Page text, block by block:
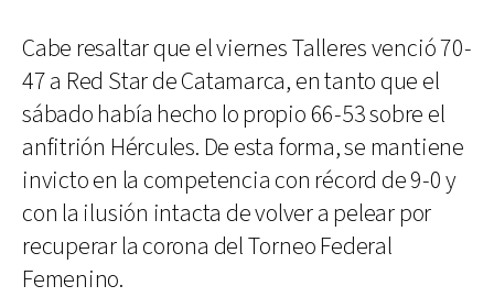
Cabe resaltar que el viernes Talleres venció 70-
47 a Red Star de Catamarca, en tanto que el
sábado había hecho lo propio 66-53 sobre el
anfitrión Hércules. De esta forma, se mantiene
invicto en la competencia con récord de 9-0 y
con la ilusión intacta de volver a pelear por
recuperar la corona del Torneo Federal
Femenino.